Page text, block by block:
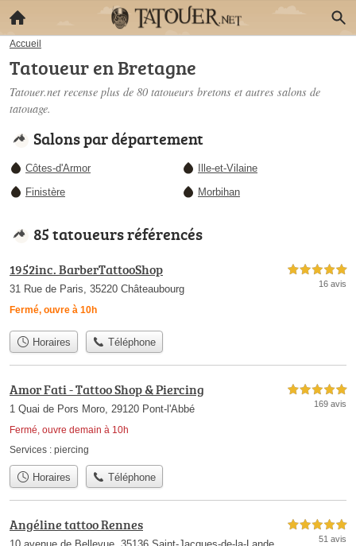
Accueil
Tatoueur en Bretagne
Tatouer.net recense plus de 80 tatoueurs bretons et autres salons de
tatouage.
Salons par département
Côtes-d'Armor
Finistère
Ille-et-Vilaine
Morbihan
85 tatoueurs référencés
1952inc. BarberTattooShop
31 Rue de Paris, 35220 Châteaubourg
Fermé, ouvre à 10h
5,0 étoiles sur 5
16 avis
Horaires Téléphone
Amor Fati - Tattoo Shop & Piercing
1 Quai de Pors Moro, 29120 Pont-l'Abbé
Fermé, ouvre demain à 10h
5,0 étoiles sur 5
169 avis
Services : piercing
Horaires Téléphone
Angéline tattoo Rennes 5,0 étoiles sur 5
51 avis